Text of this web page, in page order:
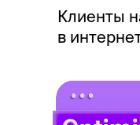
Клиенты
в
яндексит товар
первой странице
сайты с хорошей